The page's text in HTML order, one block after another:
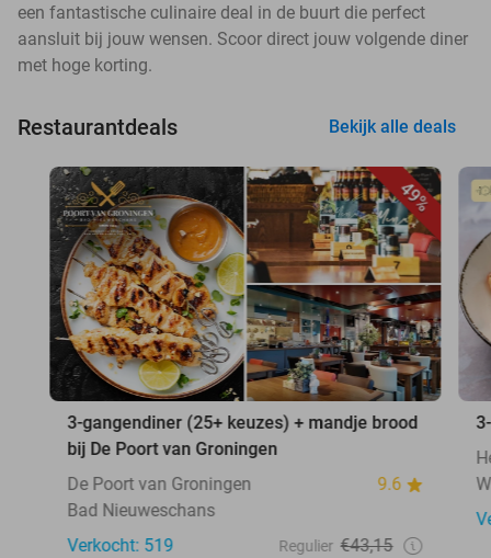
een fantastische culinaire deal in de buurt die perfect
aansluit bij jouw wensen. Scoor direct jouw volgende diner
met hoge korting.
Restaurantdeals Bekijk alle deals
49%
3-gangendiner (25+ keuzes) + mandje brood
bij De Poort van Groningen
De Poort van Groningen
9.6
Bad Nieuweschans
Verkocht: 519
Regulier €43,15